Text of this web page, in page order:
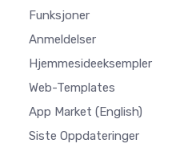
Funksjoner
Anmeldelser
Hjemmesideeksempler
Web-Templates
App Market (English)
Siste Oppdateringer